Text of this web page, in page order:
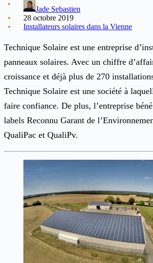
Jade Sebastien
28 octobre 2019
Installateurs solaires dans la Vienne
Technique Solaire est une entreprise
panneaux solaires. Avec un chiffre
croissance et déjà plus de 270
Technique Solaire est une société à
faire confiance. De plus, l’entreprise
labels Reconnu Garant de
QualiPac et QualiPv.